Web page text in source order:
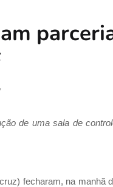
de uma sala de
fecharam, na manhã